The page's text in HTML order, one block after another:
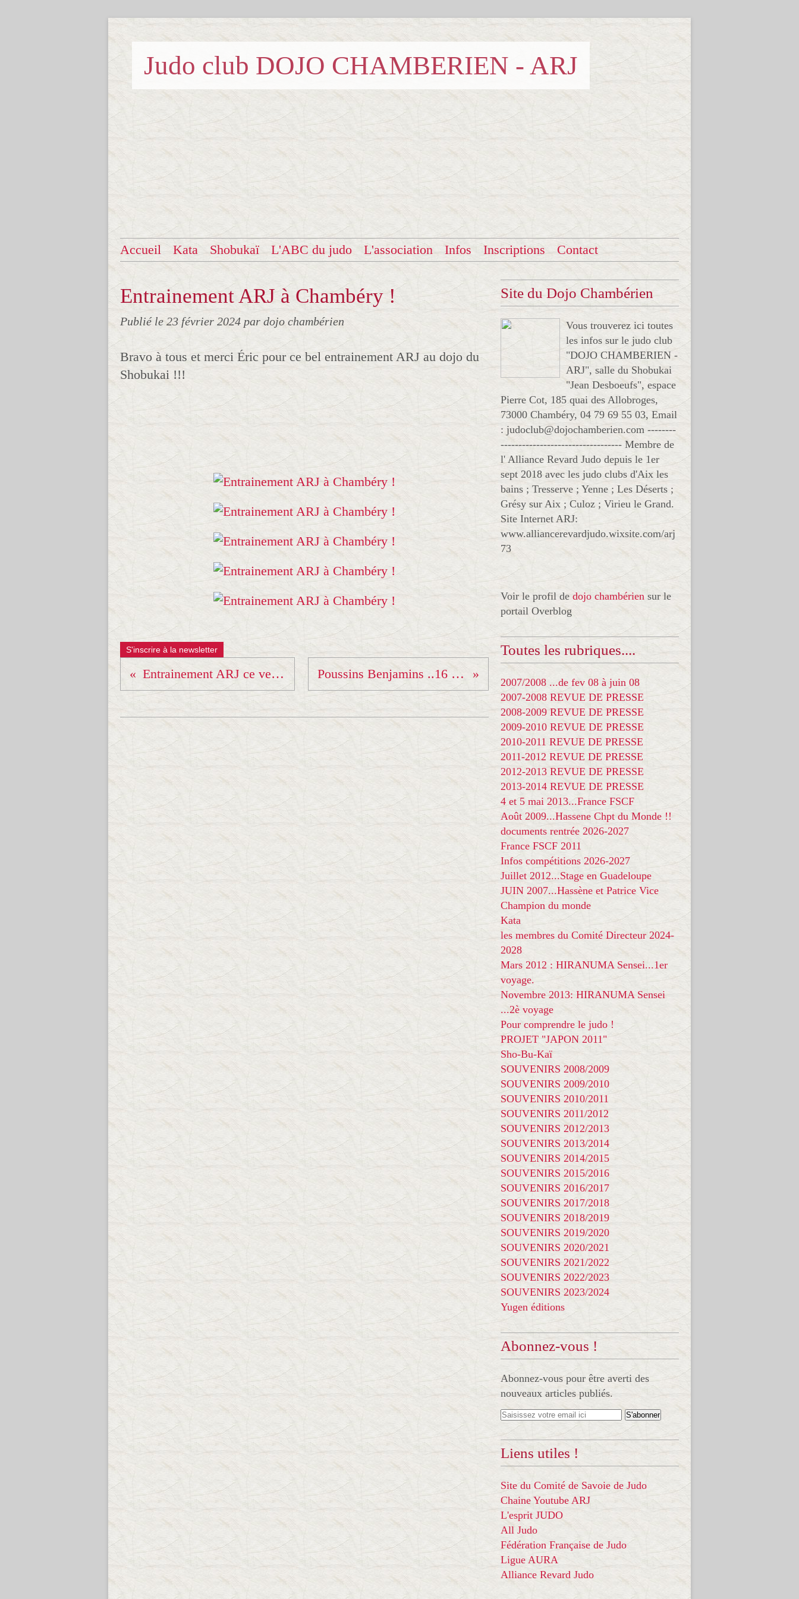
Judo club DOJO CHAMBERIEN - ARJ
Accueil Kata Shobukaï L'ABC du judo L'association Infos Inscriptions Contact
Entrainement ARJ à Chambéry !
Publié le 23 février 2024 par dojo chambérien
Bravo à tous et merci Éric pour ce bel entrainement ARJ au dojo du
Shobukai !!!
S'inscrire à la newsletter
Entrainement ARJ ce vendredi 23 février. Poussins Benjamins ..16 mars à Albertville
Site du Dojo Chambérien
Vous trouverez ici toutes
les infos sur le judo club
"DOJO CHAMBERIEN -
ARJ", salle du Shobukai
"Jean Desboeufs", espace
Pierre Cot, 185 quai des Allobroges,
73000 Chambéry, 04 79 69 55 03, Email
: judoclub@dojochamberien.com --------
---------------------------------- Membre de
l' Alliance Revard Judo depuis le 1er
sept 2018 avec les judo clubs d'Aix les
bains ; Tresserve ; Yenne ; Les Déserts ;
Grésy sur Aix ; Culoz ; Virieu le Grand.
Site Internet ARJ:
www.alliancerevardjudo.wixsite.com/arj
73
Voir le profil de dojo chambérien sur le
portail Overblog
Toutes les rubriques....
2007/2008 ...de fev 08 à juin 08
2007-2008 REVUE DE PRESSE
2008-2009 REVUE DE PRESSE
2009-2010 REVUE DE PRESSE
2010-2011 REVUE DE PRESSE
2011-2012 REVUE DE PRESSE
2012-2013 REVUE DE PRESSE
2013-2014 REVUE DE PRESSE
4 et 5 mai 2013...France FSCF
Août 2009...Hassene Chpt du Monde !!
documents rentrée 2026-2027
France FSCF 2011
Infos compétitions 2026-2027
Juillet 2012...Stage en Guadeloupe
JUIN 2007...Hassène et Patrice Vice
Champion du monde
Kata
les membres du Comité Directeur 2024-
2028
Mars 2012 : HIRANUMA Sensei...1er
voyage.
Novembre 2013: HIRANUMA Sensei
...2è voyage
Pour comprendre le judo !
PROJET "JAPON 2011"
Sho-Bu-Kaï
SOUVENIRS 2008/2009
SOUVENIRS 2009/2010
SOUVENIRS 2010/2011
SOUVENIRS 2011/2012
SOUVENIRS 2012/2013
SOUVENIRS 2013/2014
SOUVENIRS 2014/2015
SOUVENIRS 2015/2016
SOUVENIRS 2016/2017
SOUVENIRS 2017/2018
SOUVENIRS 2018/2019
SOUVENIRS 2019/2020
SOUVENIRS 2020/2021
SOUVENIRS 2021/2022
SOUVENIRS 2022/2023
SOUVENIRS 2023/2024
Yugen éditions
Abonnez-vous !
Abonnez-vous pour être averti des
nouveaux articles publiés.
Liens utiles !
Site du Comité de Savoie de Judo
Chaine Youtube ARJ
L'esprit JUDO
All Judo
Fédération Française de Judo
Ligue AURA
Alliance Revard Judo